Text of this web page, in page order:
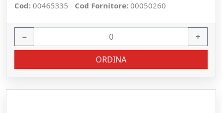
Cod: 00465335 Cod Fornitore: 00050260
− +
ORDINA